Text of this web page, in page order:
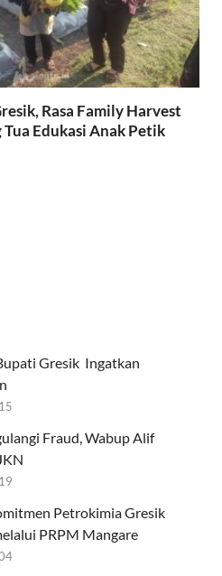
Rasa Family Harvest
Edukasi Anak Petik
Gresik Ingatkan
Fraud, Wabup Alif
Petrokimia Gresik
PRPM Mangare